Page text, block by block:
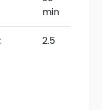
min
2.5